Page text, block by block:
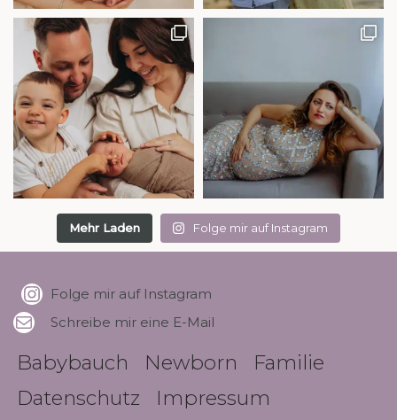
Mehr Laden Folge mir auf Instagram
Folge mir auf Instagram
Schreibe mir eine E-Mail
Babybauch Newborn
Familie
Datenschutz
Impressum